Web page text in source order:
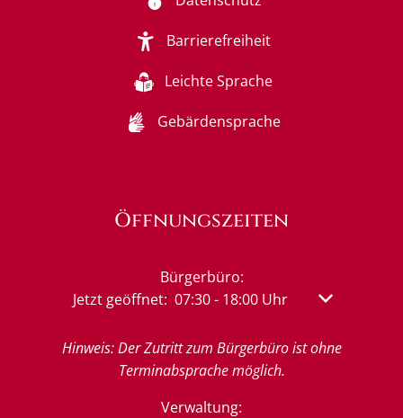
Barrierefreiheit
Leichte Sprache
Gebärdensprache
Öffnungszeiten
Bürgerbüro:
Klicken, um weitere Öffnungs- oder
Jetzt geöffnet: 07:30- 18:00Uhr Von 07:30
Hinweis: Der Zutritt zum Bürgerbüro ist ohne
Terminabsprache möglich.
Verwaltung: